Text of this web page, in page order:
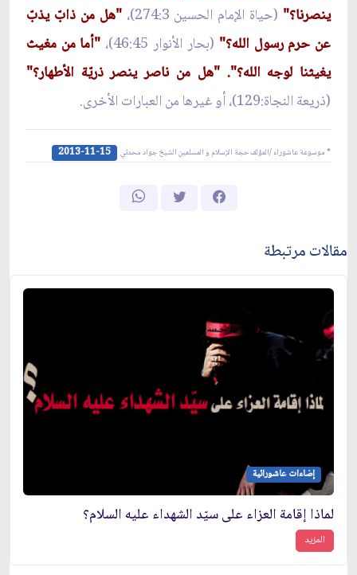
ينصرنا؟" (حياة الإمام الحسين 274:3)،
"هل من ذابّ يذبّ
عن حرم رسول الله؟" (بحار الأنوار 46:45)،
"أما من مغيث
يغيثنا لوجه الله؟". "هل من ناصر ينصر ذريّة الأطهار؟"
(ذريعة النجاة:129)، أو غيرها من العبارات الأخرى.
* موسوعة عاشوراء /المؤلف حجة الإسلام و المسلمين الشيخ جواد محدثي 2013-11-15
مقالات مرتبطة
إضاءات عاشورائية
لماذا إقامة العزاء على سيّد الشهداء عليه السلام؟
المزيد